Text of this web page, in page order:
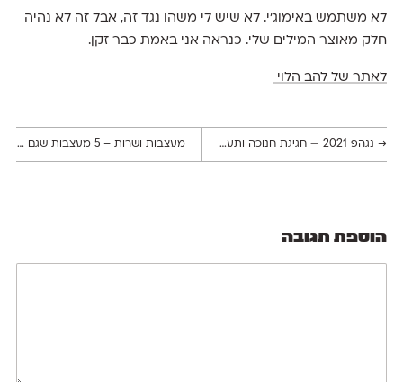
לא משתמש באימוג׳י. לא שיש לי משהו נגד זה, אבל זה לא נהיה
חלק מאוצר המילים שלי. כנראה אני באמת כבר זקן.
לאתר של להב הלוי
→נגהפ 2021 — חגיגת חנוכה ותערוכת עיצוב מעצבות ושרות – 5 מעצבות שגם יוצרות מוזיקה מקורית
הוספת תגובה